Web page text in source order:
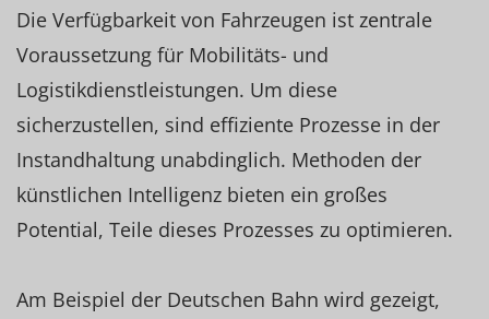
Die Verfügbarkeit von Fahrzeugen ist zentrale
Voraussetzung für Mobilitäts- und
Logistikdienstleistungen. Um diese
sicherzustellen, sind effiziente Prozesse in der
Instandhaltung unabdinglich. Methoden der
künstlichen Intelligenz bieten ein großes
Potential, Teile dieses Prozesses zu optimieren.
Am Beispiel der Deutschen Bahn wird gezeigt,